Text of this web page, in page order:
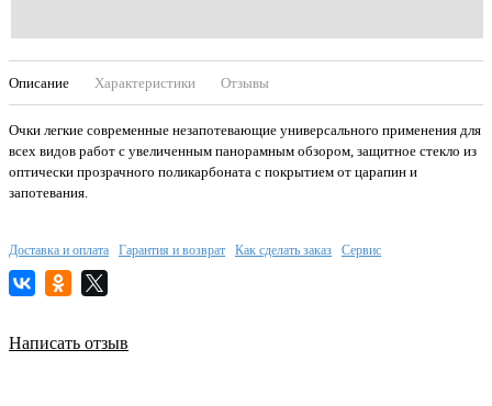
Описание Характеристики Отзывы
Очки легкие современные незапотевающие универсального применения для
всех видов работ с увеличенным панорамным обзором, защитное стекло из
оптически прозрачного поликарбоната с покрытием от царапин и
запотевания.
Доставка и оплата Гарантия и возврат Как сделать заказ Сервис
Написать отзыв